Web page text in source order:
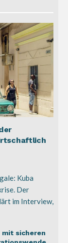
Kuba
Der
im Interview,
mit sicheren